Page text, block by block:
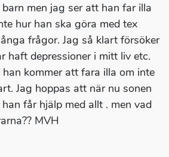
men jag ser att han far illa
hur han ska göra med tex
frågor. Jag så klart försöker
haft depressioner i mitt liv etc.
kommer att fara illa om inte
Jag hoppas att när nu sonen
får hjälp med allt . men vad
MVH